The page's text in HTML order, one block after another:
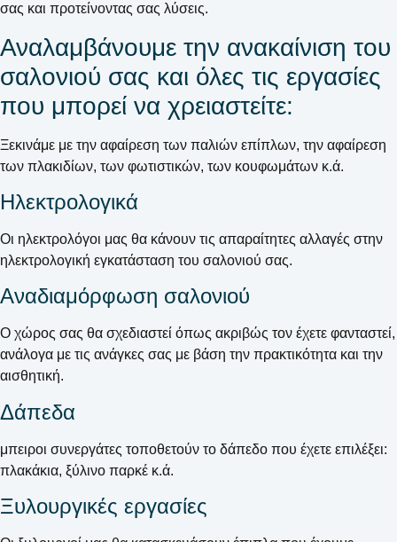
σας και προτείνοντας σας λύσεις.
Αναλαμβάνουμε την ανακαίνιση του
σαλονιού σας και όλες τις εργασίες
που μπορεί να χρειαστείτε:
Ξεκινάμε με την αφαίρεση των παλιών επίπλων, την αφαίρεση
των πλακιδίων, των φωτιστικών, των κουφωμάτων κ.ά.
Ηλεκτρολογικά
Οι ηλεκτρολόγοι μας θα κάνουν τις απαραίτητες αλλαγές στην
ηλεκτρολογική εγκατάσταση του σαλονιού σας.
Αναδιαμόρφωση σαλονιού
Ο χώρος σας θα σχεδιαστεί όπως ακριβώς τον έχετε φανταστεί,
ανάλογα με τις ανάγκες σας με βάση την πρακτικότητα και την
αισθητική.
Δάπεδα
μπειροι συνεργάτες τοποθετούν το δάπεδο που έχετε επιλέξει:
πλακάκια, ξύλινο παρκέ κ.ά.
Ξυλουργικές εργασίες